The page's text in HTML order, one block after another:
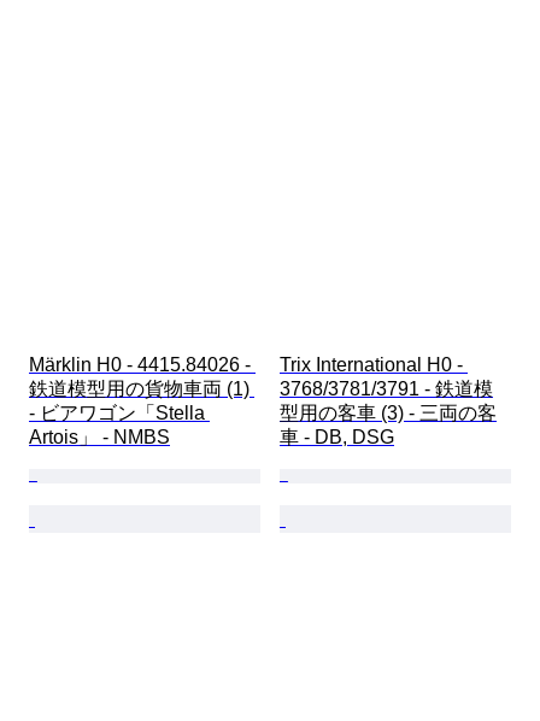
Märklin H0 - 4415.84026 -
鉄道模型用の貨物車両 (1)
- ビアワゴン「Stella
Artois」 - NMBS
Trix International H0 -
3768/3781/3791 - 鉄道模
型用の客車 (3) - 三両の客
車 - DB, DSG